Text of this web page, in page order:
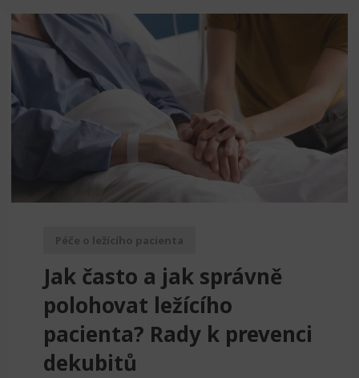
Péče o ležícího pacienta
Jak často a jak správně
polohovat ležícího
pacienta? Rady k prevenci
dekubitů